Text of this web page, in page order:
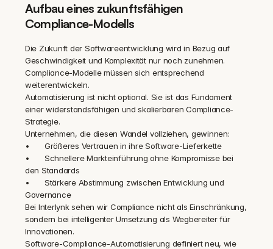
Aufbau eines zukunftsfähigen
Compliance-Modells
Die Zukunft der Softwareentwicklung wird in Bezug auf
Geschwindigkeit und Komplexität nur noch zunehmen.
Compliance-Modelle müssen sich entsprechend
weiterentwickeln.
Automatisierung ist nicht optional. Sie ist das Fundament
einer widerstandsfähigen und skalierbaren Compliance-
Strategie.
Unternehmen, die diesen Wandel vollziehen, gewinnen:
•	Größeres Vertrauen in ihre Software-Lieferkette
•	Schnellere Markteinführung ohne Kompromisse bei
den Standards
•	Stärkere Abstimmung zwischen Entwicklung und
Governance
Bei Interlynk sehen wir Compliance nicht als Einschränkung,
sondern bei intelligenter Umsetzung als Wegbereiter für
Innovationen.
Software-Compliance-Automatisierung definiert neu, wie